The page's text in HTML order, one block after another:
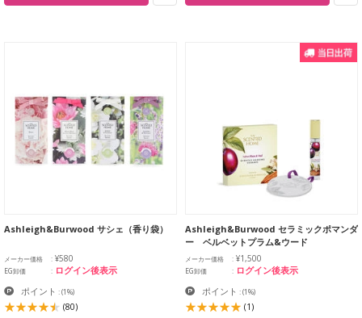
Ashleigh&Burwood サシェ（香り袋）
メーカー価格 ¥580
EG卸価 ログイン後表示
ポイント :(1%)
(80)
Ashleigh&Burwood セラミックポマンダ
ー ベルベットプラム&ウード
メーカー価格 ¥1,500
EG卸価 ログイン後表示
ポイント :(1%)
(1)